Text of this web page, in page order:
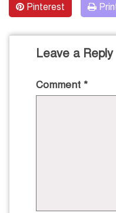
Pinterest
Leave a Reply
Comment *